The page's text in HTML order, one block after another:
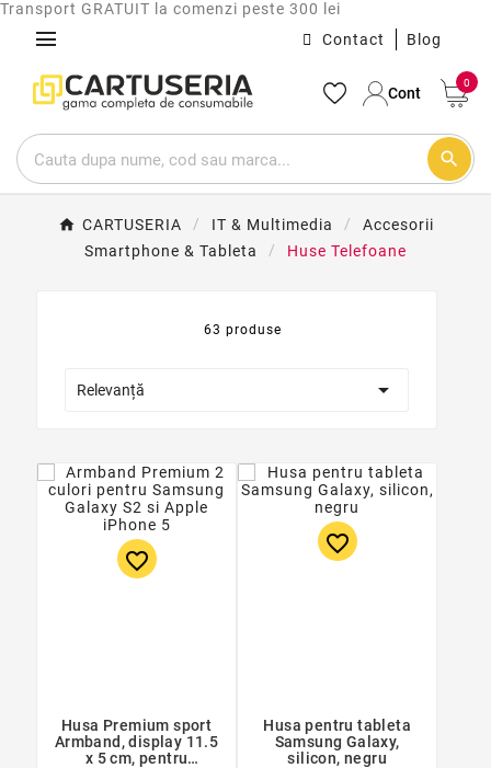
Transport GRATUIT la comenzi peste 300 lei
menu Contact Blog
Cont
0
search
CARTUSERIA IT & Multimedia
Accesorii
Smartphone & Tableta
Huse Telefoane
63 produse
Relevanță 
favorite_border
Husa Premium sport
Armband, display 11.5
x 5 cm, pentru
favorite_border
Husa pentru tableta
Samsung Galaxy,
silicon, negru